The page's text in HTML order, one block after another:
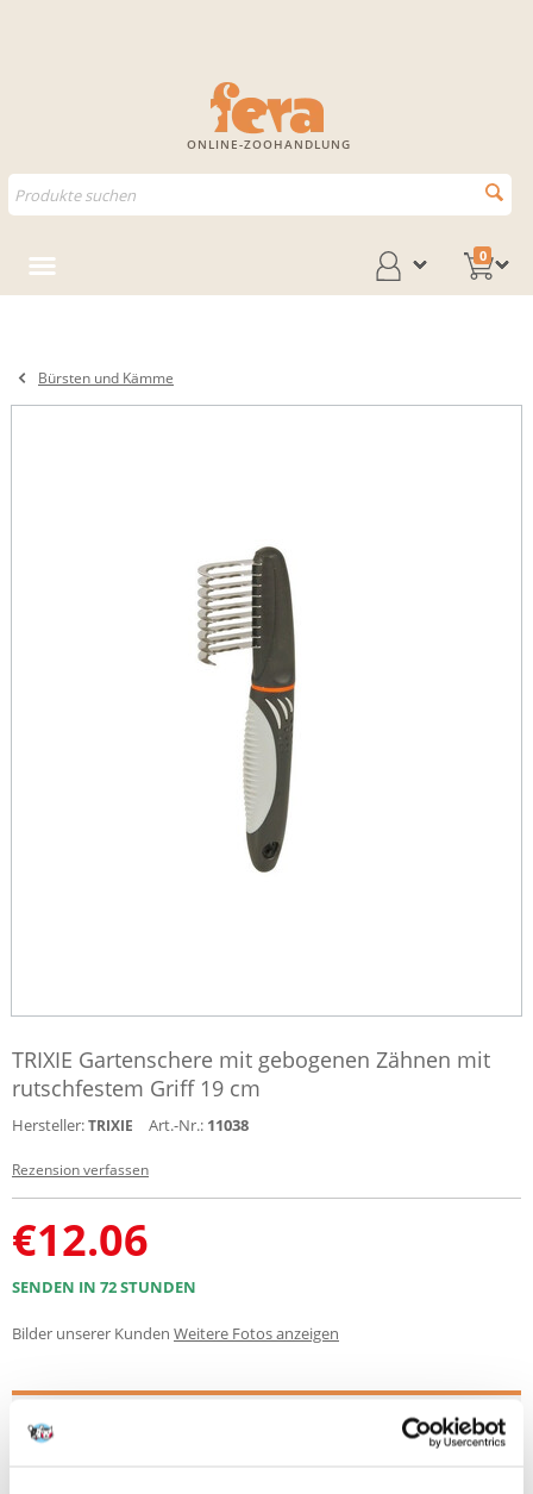
ONLINE-ZOOHANDLUNG
0
Bürsten und Kämme
TRIXIE Gartenschere mit gebogenen Zähnen mit
rutschfestem Griff 19 cm
Hersteller:TRIXIE Art.-Nr.: 11038
Rezension verfassen
€12.06
SENDEN IN 72 STUNDEN
Bilder unserer Kunden Weitere Fotos anzeigen
Produktbeschreibung